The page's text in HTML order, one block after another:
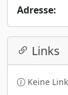
Adresse:
Links
Keine